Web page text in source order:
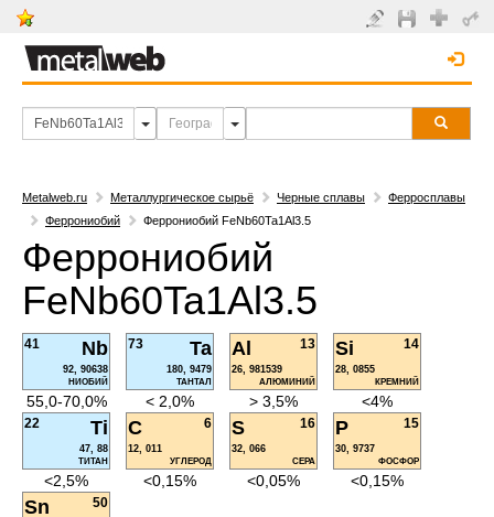
Metalweb.ru Металлургическое сырьё Черные сплавы
Ферросплавы
Феррониобий
Феррониобий FeNb60Ta1Al3.5
Феррониобий
FeNb60Ta1Al3.5
Nb
41
92, 90638
НИОБИЙ
55,0-70,0%
Ta
73
180, 9479
ТАНТАЛ
< 2,0%
Al 13
26, 981539
АЛЮМИНИЙ
> 3,5%
Si 14
28, 0855
КРЕМНИЙ
<4%
Ti
22
47, 88
ТИТАН
<2,5%
C 6
12, 011
УГЛЕРОД
<0,15%
S 16
32, 066
СЕРА
<0,05%
P 15
30, 9737
ФОСФОР
<0,15%
Sn 50